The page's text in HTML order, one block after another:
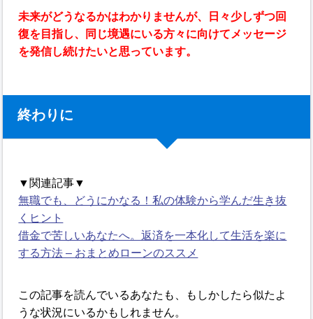
未来がどうなるかはわかりませんが、日々少しずつ回
復を目指し、同じ境遇にいる方々に向けてメッセージ
を発信し続けたいと思っています。
終わりに
▼関連記事▼
無職でも、どうにかなる！私の体験から学んだ生き抜
くヒント
借金で苦しいあなたへ。返済を一本化して生活を楽に
する方法 – おまとめローンのススメ
この記事を読んでいるあなたも、もしかしたら似たよ
うな状況にいるかもしれません。